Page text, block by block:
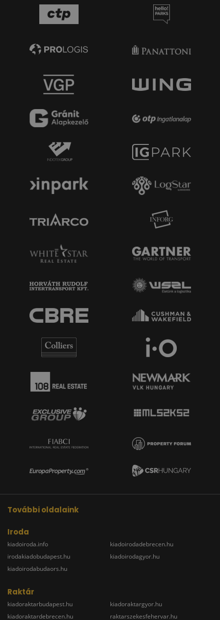
További oldalaink
Iroda
kiadoiroda.info
irodakiadobudapest.hu
kiadoirodabudaors.hu
kiadoirodadebrecen.hu
kiadoirodagyor.hu
Raktár
kiadoraktarbudapest.hu
kiadoraktardebrecen.hu
kiadoraktargyor.hu
raktarszekesfehervar.hu